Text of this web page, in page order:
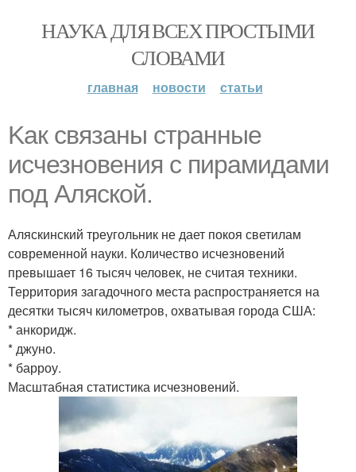
НАУКА ДЛЯ ВСЕХ ПРОСТЫМИ
СЛОВАМИ
главная новости статьи
Kак связаны странные
исчезновения с пирамидами
под Аляской.
Аляскинский треугольник не дает покоя светилам
современной науки. Количество исчезновений
превышает 16 тысяч человек, не считая техники.
Территория загадочного места распространяется на
десятки тысяч километров, охватывая города США:
* анкоридж.
* джуно.
* барроу.
Масштабная статистика исчезновений.